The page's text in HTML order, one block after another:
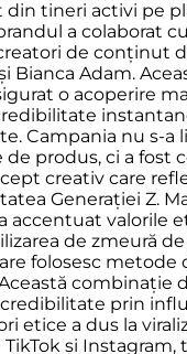
tineri activi pe
a colaborat
de conținut
Bianca Adam.
o acoperire
Campania nu s-a
de produs, ci a fost
creativ care
Generației Z.
accentuat valorile
de zmeură
folosesc metode
combinație
prin
etice a dus la
și Instagram,